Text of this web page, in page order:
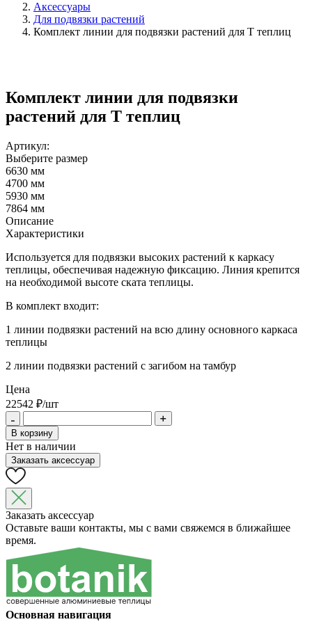
Аксессуары
Для подвязки растений
Комплект линии для подвязки растений для Т теплиц
Комплект линии для подвязки
растений для Т теплиц
Артикул:
Выберите размер
6630 мм
4700 мм
5930 мм
7864 мм
Описание
Характеристики
Используется для подвязки высоких растений к каркасу
теплицы, обеспечивая надежную фиксацию. Линия крепится
на необходимой высоте ската теплицы.
В комплект входит:
1 линии подвязки растений на всю длину основного каркаса
теплицы
2 линии подвязки растений с загибом на тамбур
Цена
22542 ₽/шт
В корзину
Нет в наличии
Заказать аксессуар
Заказать аксессуар
Оставьте ваши контакты, мы с вами свяжемся в ближайшее
время.
Основная навигация